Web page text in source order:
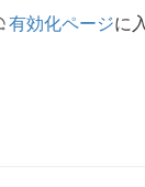
有効化ページに